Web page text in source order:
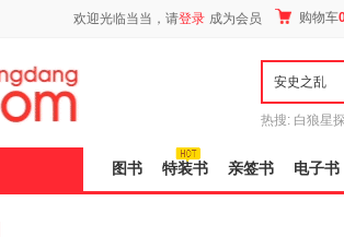
欢迎光临当当，请登录 成为会员 购物车
热搜: 白狼星
图书 特装书 亲签书 电子书